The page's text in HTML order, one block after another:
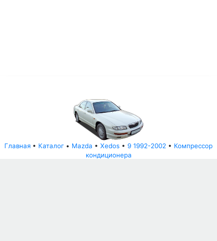
Главная • Каталог • Mazda • Xedos • 9 1992-2002 • Компрессор
кондиционера